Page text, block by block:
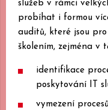
služeb v rámci
probíhat i formou
auditů, které jsou
školením, zejména v
identifikace
poskytování IT
vymezení